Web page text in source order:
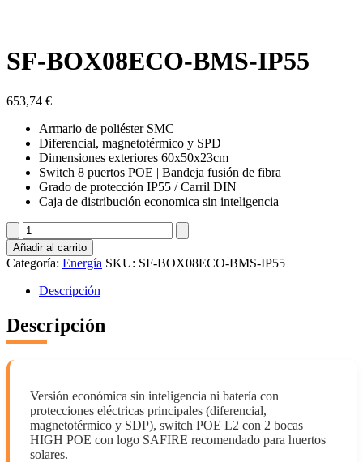
SF-BOX08ECO-BMS-IP55
653,74 €
Armario de poliéster SMC
Diferencial, magnetotérmico y SPD
Dimensiones exteriores 60x50x23cm
Switch 8 puertos POE | Bandeja fusión de fibra
Grado de protección IP55 / Carril DIN
Caja de distribución economica sin inteligencia
SF-
BOX08ECO-
BMS-
IP55
cantidad
Añadir al carrito
Categoría: Energía SKU: SF-BOX08ECO-BMS-IP55
Descripción
Descripción
Versión económica sin inteligencia ni batería con
protecciones eléctricas principales (diferencial,
magnetotérmico y SDP), switch POE L2 con 2 bocas
HIGH POE con logo SAFIRE recomendado para huertos
solares.